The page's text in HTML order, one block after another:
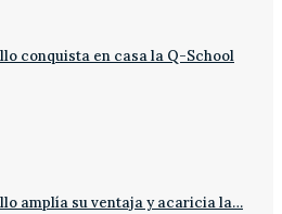
conquista en casa la Q-School
amplía su ventaja y acaricia la…